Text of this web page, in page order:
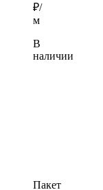
₽/
м
В
наличии
Пакет